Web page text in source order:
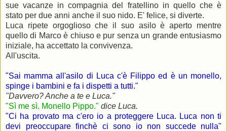
sue vacanze in compagnia del fratellino in quello che è
stato per due anni anche il suo nido. E' felice, si diverte.
Luca ripete orgoglioso che il suo asilo è aperto mentre
quello di Marco è chiuso e pur senza un grande entusiasmo
iniziale, ha accettato la convivenza.
All'uscita.
"Sai mamma all'asilo di Luca c'è Filippo ed è un monello,
spinge i bambini e fa i dispetti a tutti."
"Davvero? Anche a te e Luca."
"Sì me sì. Monello Pippo." dice Luca.
"Ci ha provato ma c'ero io a proteggere Luca. Luca non ti
devi preoccupare finchè ci sono io non succede nulla"